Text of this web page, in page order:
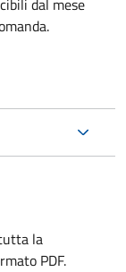
la
PDF.